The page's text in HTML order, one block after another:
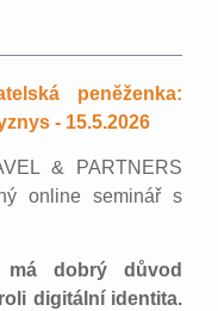
peněženka:
- 15.5.2026
& PARTNERS
online seminář s
dobrý důvod
digitální identita.